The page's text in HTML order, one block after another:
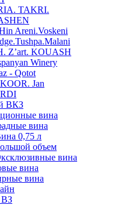
TAKRI.
Areni.Voskeni
Z’art. KOUASH
Winery
- Qotot
Jan
ВКЗ
вина
вина
0,75 л
объем
вина
вина
вина
ВЗ